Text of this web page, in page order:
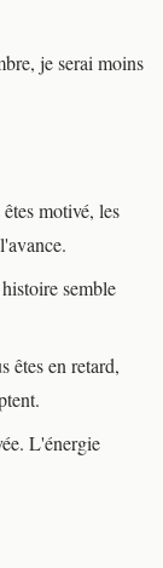
je serai moins
motivé, les
semble
êtes en retard,
L'énergie